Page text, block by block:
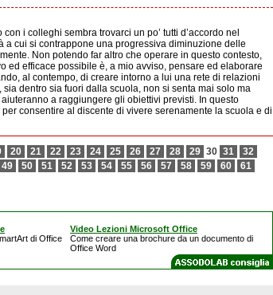
i colleghi sembra trovarci un po’ tutti d’accordo nel
cui si contrappone una progressiva diminuzione delle
Non potendo far altro che operare in questo contesto,
ed efficace possibile è, a mio avviso, pensare ed elaborare
al contempo, di creare intorno a lui una rete di relazioni
dentro sia fuori dalla scuola, non si senta mai solo ma
a raggiungere gli obiettivi previsti. In questo
consentire al discente di vivere serenamente la scuola e di
20 21 22 23 24 25 26 27 28 29 30 31
32
49 50 51 52 53 54 55 56 57 58 59 60
61
di Office
Video Lezioni Microsoft Office
Come creare una brochure da un documento di
Office Word